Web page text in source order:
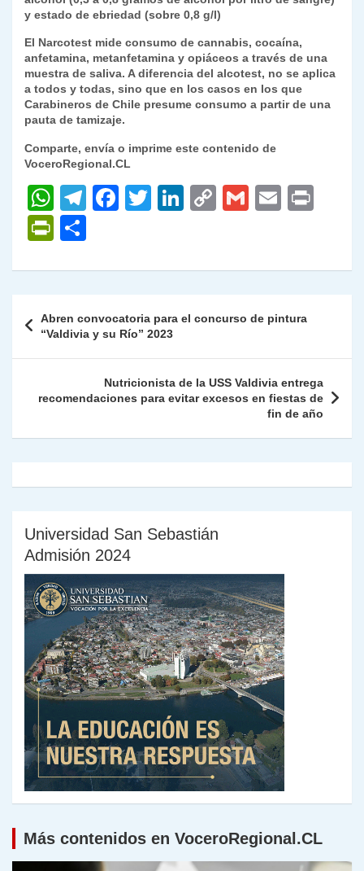
y estado de ebriedad (sobre 0,8 g/l)
El Narcotest mide consumo de cannabis, cocaína,
anfetamina, metanfetamina y opiáceos a través de una
muestra de saliva. A diferencia del alcotest, no se aplica
a todos y todas, sino que en los casos en los que
Carabineros de Chile presume consumo a partir de una
pauta de tamizaje.
Comparte, envía o imprime este contenido de
VoceroRegional.CL
W
h
at
s
p
p
T
gr
m
F
e
o
o
k
T
er
Li
e
n
C
y
n
k
G
l
E
l
P
nt
ie
n
y
m
ar
tir
de
entradas
Abren convocatoria para el concurso de pintura
“Valdivia y su Río” 2023
Nutricionista de la USS Valdivia entrega
recomendaciones para evitar excesos en fiestas de
fin de año
Universidad San Sebastián
Admisión 2024
Más contenidos en VoceroRegional.CL